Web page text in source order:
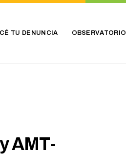
TU DENUNCIA OBSERVATORIO
AMT-